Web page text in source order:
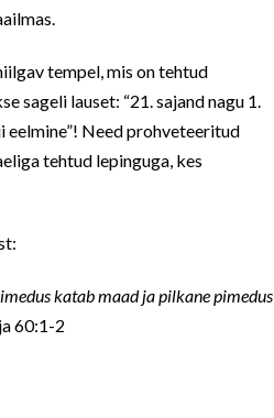
tempel, mis on tehtud
lauset: “21. sajand nagu 1.
eelmine”! Need prohveteeritud
tehtud lepinguga, kes
katab maad ja pilkane pimedus
60:1-2